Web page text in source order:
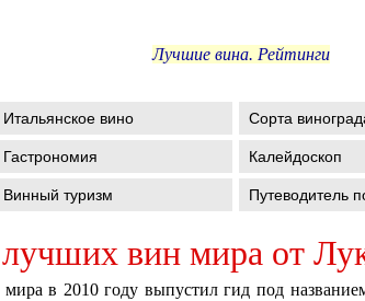
Лучшие вина. Рейтинги
Итальянское вино Сорта
Гастрономия Калейдоскоп
Винный туризм Путеводитель
вин мира от
в 2010 году выпустил гид под